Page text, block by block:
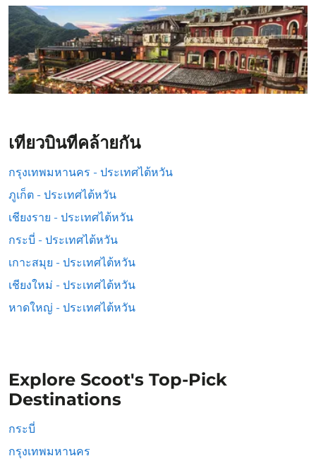
เที่ยวบินที่คล้ายกัน
กรุงเทพมหานคร - ประเทศไต้หวัน
ภูเก็ต - ประเทศไต้หวัน
เชียงราย - ประเทศไต้หวัน
กระบี่ - ประเทศไต้หวัน
เกาะสมุย - ประเทศไต้หวัน
เชียงใหม่ - ประเทศไต้หวัน
หาดใหญ่ - ประเทศไต้หวัน
Explore Scoot's Top-Pick
Destinations
กระบี่
กรุงเทพมหานคร